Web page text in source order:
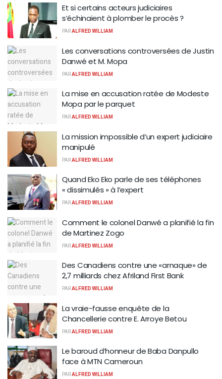
Et si certains acteurs judiciaires
s’échinaient à plomber le procès ?
PARALFRED WILLIAM
Les conversations controversées de Justin
Danwé et M. Mopa
PARALFRED WILLIAM
La mise en accusation ratée de Modeste
Mopa par le parquet
PARALFRED WILLIAM
La mission impossible d’un expert judiciaire
manipulé
PARALFRED WILLIAM
Quand Eko Eko parle de ses téléphones
« dissimulés » à l’expert
PARALFRED WILLIAM
Comment le colonel Danwé a planifié la fin
de Martinez Zogo
PARALFRED WILLIAM
Des Canadiens contre une «arnaque» de
2,7 milliards chez Afriland First Bank
PARALFRED WILLIAM
La vraie-fausse enquête de la
Chancellerie contre E. Arroye Betou
PARALFRED WILLIAM
Le baroud d’honneur de Baba Danpullo
face à MTN Cameroun
PARALFRED WILLIAM